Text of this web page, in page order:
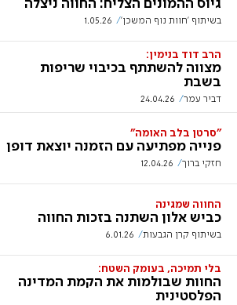
גיוס ההמונים הצליח: החווה ניצלה
בשיתוף 'חוות נוף המשכן' 1.05.26
הרב דוד בנימין:
מצווה להשתתף בכיבוי שריפות
בשבת
דביר עמר 24.04.26
"סרטן בלב האומה"
פנייה מפתיעה עם הזמנה יוצאת דופן
חזקי ברוך 12.04.26
החווה שמגינה
כביש אלון השתנה בזכות החווה
בשיתוף קרן הגבעות 6.01.26
בלי תמיכה, בעומק השטח:
החוות שבולמות את הקמת המדינה
הפלסטינית